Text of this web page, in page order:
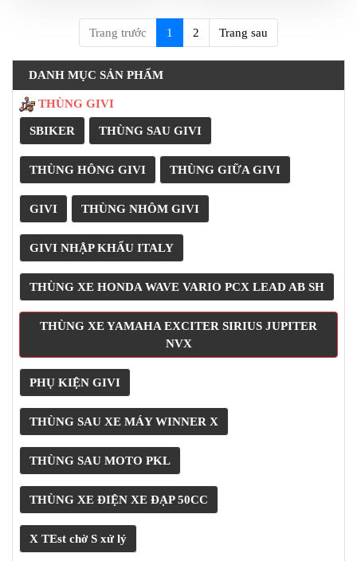
DANH MỤC SẢN PHẨM
THÙNG GIVI
THÙNG HÔNG GIVI
GIVI THÙNG NHÔM GIVI
GIVI NHẬP KHẨU ITALY
THÙNG XE HONDA WAVE VARIO PCX LEAD AB SH
THÙNG XE YAMAHA EXCITER SIRIUS JUPITER
MT15 THÙNG B32N MÀU
TRẮNG
MT15 B27NT THÙNG MÀU
MT15 B27N THÙNG 27 LÍT
1,100,000đ2,480,000đ
THÙNG SAU XE FZ25 GIVI
1,400,000đ
Trang trước 1(current)